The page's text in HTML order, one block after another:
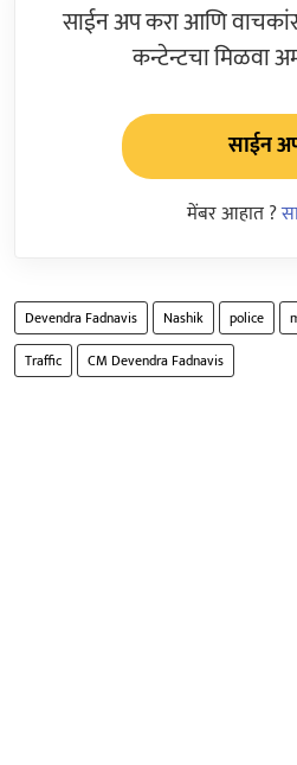
साईन अप करा आणि
कन्टेन्टचा मिळवा
साईन
मेंबर आहात ?
Devendra Fadnavis Nashik police
Traffic
CM Devendra Fadnavis